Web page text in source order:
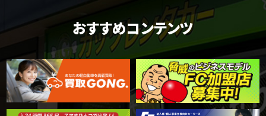
おすすめコンテンツ